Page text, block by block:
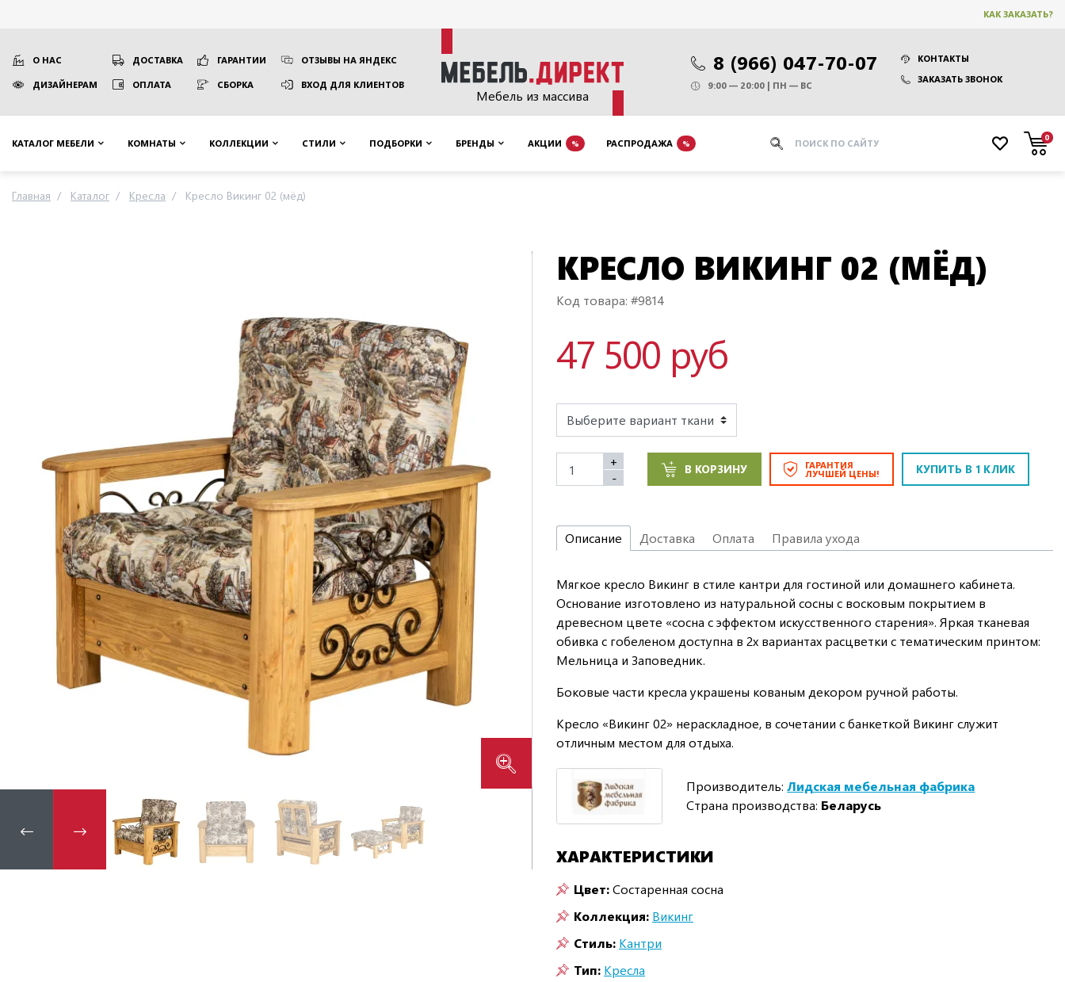
КАК ЗАКАЗАТЬ?
Мебель из массива
О НАС ДОСТАВКА ГАРАНТИИ ОТЗЫВЫ НА ЯНДЕКС
ДИЗАЙНЕРАМ ОПЛАТА СБОРКА ВХОД ДЛЯ КЛИЕНТОВ
8 (966) 047-70-07
КОНТАКТЫ
ЗАКАЗАТЬ ЗВОНОК
9:00 — 20:00 | ПН — ВС
КАТАЛОГ МЕБЕЛИ КОМНАТЫ КОЛЛЕКЦИИ СТИЛИ ПОДБОРКИ БРЕНДЫ АКЦИИ % РАСПРОДАЖА %
0
Главная Каталог Кресла Кресло Викинг 02 (мёд)
КРЕСЛО ВИКИНГ 02 (МЁД)
Код товара: #9814
47 500 руб
+
-
В КОРЗИНУ ГАРАНТИЯ
ЛУЧШЕЙ ЦЕНЫ! КУПИТЬ В 1 КЛИК
Описание Доставка Оплата Правила ухода
Мягкое кресло Викинг в стиле кантри для гостиной или домашнего кабинета.
Основание изготовлено из натуральной сосны с восковым покрытием в
древесном цвете «сосна с эффектом искусственного старения». Яркая тканевая
обивка с гобеленом доступна в 2х вариантах расцветки с тематическим принтом:
Мельница и Заповедник.
Боковые части кресла украшены кованым декором ручной работы.
Кресло «Викинг 02» нераскладное, в сочетании с банкеткой Викинг служит
отличным местом для отдыха.
Производитель:Лидская мебельная фабрика
Страна производства: Беларусь
ХАРАКТЕРИСТИКИ
Цвет:Состаренная сосна
Коллекция: Викинг
Стиль: Кантри
Тип: Кресла